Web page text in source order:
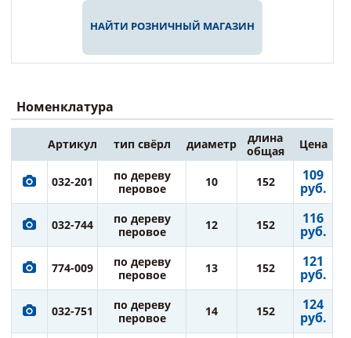
НАЙТИ РОЗНИЧНЫЙ МАГАЗИН
Номенклатура
Артикул тип свёрл диаметр
длина
общая
Цена
032-201
по дереву
перовое
10 152 109
руб.
032-744
по дереву
перовое
12 152 116
руб.
774-009
по дереву
перовое
13 152 121
руб.
032-751
по дереву
перовое
14 152 124
руб.